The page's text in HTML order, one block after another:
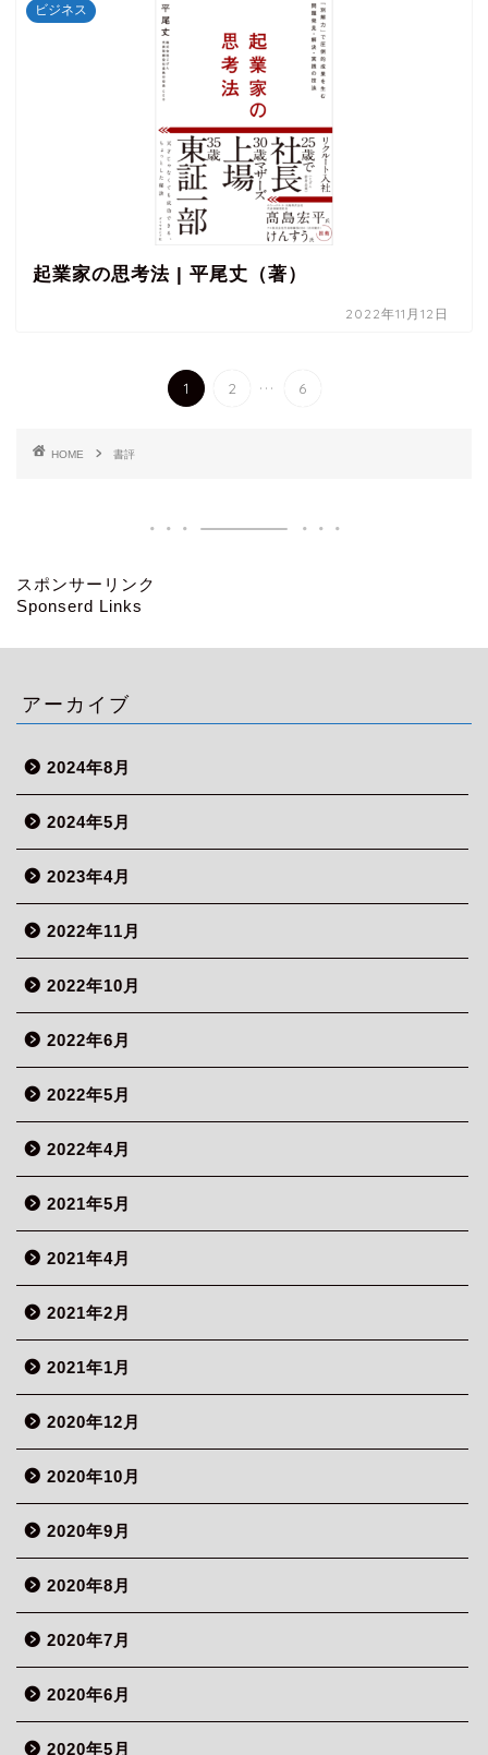
ビジネス
起業家の思考法 | 平尾丈（著）
2022年11月12日
1 2 ... 6
HOME 書評
スポンサーリンク
Sponserd Links
アーカイブ
2024年8月
2024年5月
2023年4月
2022年11月
2022年10月
2022年6月
2022年5月
2022年4月
2021年5月
2021年4月
2021年2月
2021年1月
2020年12月
2020年10月
2020年9月
2020年8月
2020年7月
2020年6月
2020年5月